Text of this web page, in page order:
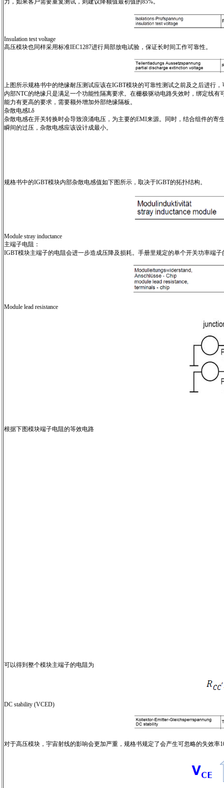
力，如果客户需要重复测试，则建议降额值最初值的85%。
Insulation test voltage
高压模块也同样采用标准IEC1287进行局部放电试验，保证长时间工作可靠性。
上图所示规格书中的绝缘耐压测试应该在IGBT模块的可靠性测试之前及之后进行
内部NTC的绝缘只是满足一个功能性隔离要求。在栅极驱动电路失效时，绑定线
能力有更高的要求，需要额外增加外部绝缘隔板。
杂散电感Lδ
杂散电感在开关转换时会导致浪涌电压，为主要的EMI来源。同时，结合组件的
瞬间的过压，杂散电感应该设计成最小。
规格书中的IGBT模块内部杂散电感值如下图所示，取决于IGBT的拓扑结构。
Module stray inductance
主端子电阻：
IGBT模块主端子的电阻会进一步造成压降及损耗。手册里规定的单个开关功率端
Module lead resistance
根据下图模块端子电阻的等效电路
可以得到整个模块主端子的电阻为
DC stability (VCED)
对于高压模块，宇宙射线的影响会更加严重，规格书规定了会产生可忽略的失效